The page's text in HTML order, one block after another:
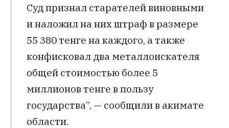
Суд признал старателей виновными
и наложил на них штраф в размере
55 380 тенге на каждого, а также
конфисковал два металлоискателя
общей стоимостью более 5
миллионов тенге в пользу
государства”, — сообщили в акимате
области.